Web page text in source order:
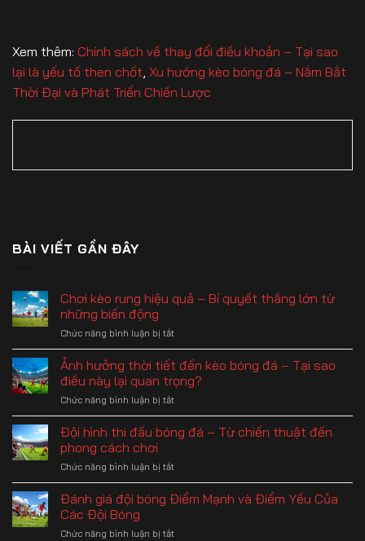
Xem thêm: Chính sách về thay đổi điều khoản – Tại sao
lại là yếu tố then chốt Xu hướng kèo bóng đá – Nắm Bắt
Thời Đại và Phát Triển Chiến Lược
BÀI VIẾT GẦN ĐÂY
Chơi kèo rung hiệu quả – Bí quyết thắng lớn từ
những biến động
Chức năng bình luận bị tắt
Chơi
kèo
hiệu
–
Bí
từ
những
Ảnh hưởng thời tiết đến kèo bóng đá – Tại sao
điều này lại quan trọng?
Chức năng bình luận bị tắt
Ảnh
hưởng
thời
kèo
bóng
Đội hình thi đấu bóng đá – Từ chiến thuật đến
phong cách chơi
Chức năng bình luận bị tắt
Đội
hình
Đánh giá đội bóng Điểm Mạnh và Điểm Yếu Của
Các Đội Bóng
Chức năng bình luận bị tắt